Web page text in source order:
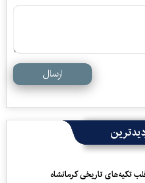
ارسال
تکیه‌های تاریخی کرمانشاه